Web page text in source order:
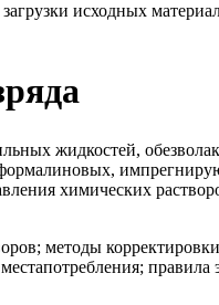
исходных
жидкостей,
химических
методы